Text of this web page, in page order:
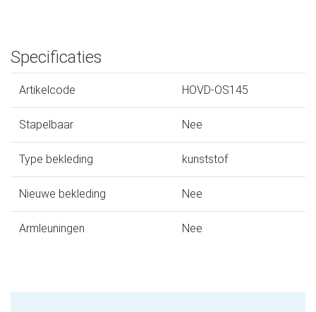
Specificaties
Artikelcode HOVD-OS145
Stapelbaar Nee
Type bekleding kunststof
Nieuwe bekleding Nee
Armleuningen Nee